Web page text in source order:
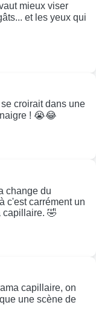
mieux viser
et les yeux qui
croirait dans une
! 😭😂
change du
c'est carrément un
capillaire. 🤣
capillaire, on
une scène de